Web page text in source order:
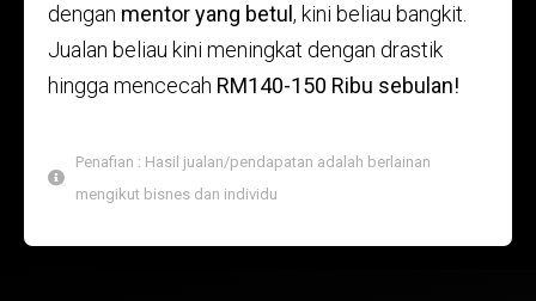
dengan mentor yang betul , kini beliau bangkit.
Jualan beliau kini meningkat dengan drastik
hingga mencecah RM140-150 Ribu sebulan!
Penafian : Hasil jualan/pendapatan adalah berlainan
mengikut bisnes dan individu